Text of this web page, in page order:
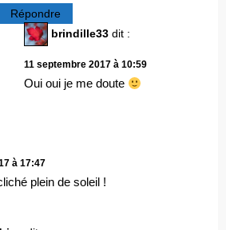
Répondre
brindille33 dit :
11 septembre 2017 à 10:59
Oui oui je me doute
à 17:47
plein de soleil !